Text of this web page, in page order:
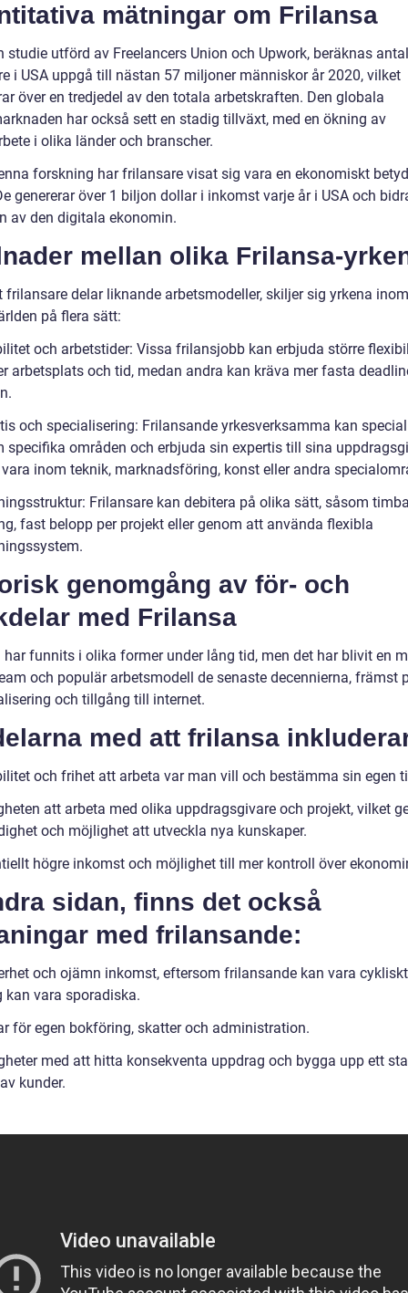
mätningar om Frilansa
studie utförd av Freelancers Union och Upwork, beräknas
i USA uppgå till nästan 57 miljoner människor år 2020, vilket
över en tredjedel av den totala arbetskraften. Den globala
har också sett en stadig tillväxt, med en ökning av
i olika länder och branscher.
forskning har frilansare visat sig vara en ekonomiskt
genererar över 1 biljon dollar i inkomst varje år i USA och
av den digitala ekonomin.
mellan olika Frilansa-
frilansare delar liknande arbetsmodeller, skiljer sig yrkena inom
på flera sätt:
och arbetstider: Vissa frilansjobb kan erbjuda större
arbetsplats och tid, medan andra kan kräva mer fasta
och specialisering: Frilansande yrkesverksamma kan
specifika områden och erbjuda sin expertis till sina
inom teknik, marknadsföring, konst eller andra
Frilansare kan debitera på olika sätt, såsom
fast belopp per projekt eller genom att använda flexibla
genomgång av för- och
med Frilansa
har funnits i olika former under lång tid, men det har blivit en
och populär arbetsmodell de senaste decennierna, främst
och tillgång till internet.
med att frilansa
och frihet att arbeta var man vill och bestämma sin egen
att arbeta med olika uppdragsgivare och projekt, vilket
och möjlighet att utveckla nya kunskaper.
högre inkomst och möjlighet till mer kontroll över
sidan, finns det också
med frilansande:
och ojämn inkomst, eftersom frilansande kan vara
kan vara sporadiska.
för egen bokföring, skatter och administration.
med att hitta konsekventa uppdrag och bygga upp ett
kunder.